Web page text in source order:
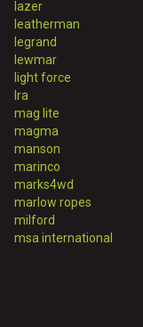
lazer
leatherman
legrand
lewmar
light force
lra
mag lite
magma
manson
marinco
marks4wd
marlow ropes
milford
msa international